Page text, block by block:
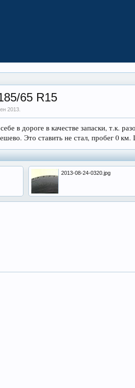
65 R15
2013
в дороге в качестве запаски, т.к.
Это ставить не стал, пробег 0 км.
2013-08-24-0320.jpg